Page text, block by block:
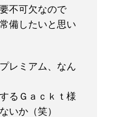
不可欠なので
備したいと思い
レミアム、なん
るＧａｃｋｔ様
いか（笑）